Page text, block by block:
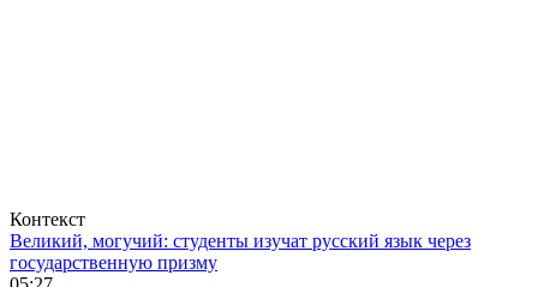
Контекст
Великий, могучий: студенты изучат русский язык через
государственную призму